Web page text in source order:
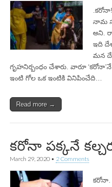
నామ
అని.
ఇది
మన
గృహనిర్బంధం చేశారు. వారూ
ఇంటి గోల ఒక ఇంటికి వినిపించేది…
Read more →
కరోనా పక్కనే
March 29, 2020 • 2 Comments